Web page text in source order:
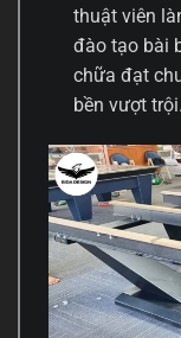
thuật viên
đào tạo bài
chữa đạt
bền vượt trội.